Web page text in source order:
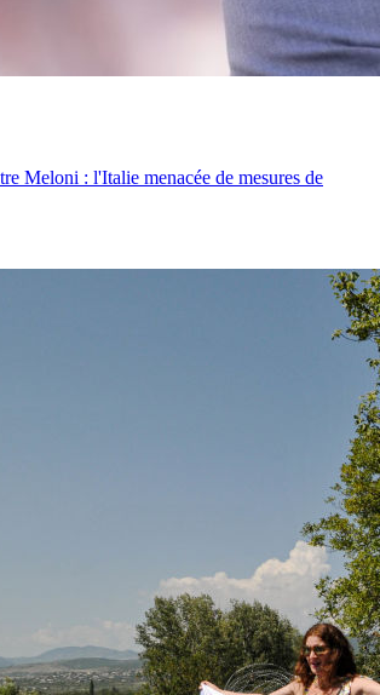
Meloni : l'Italie menacée de mesures de